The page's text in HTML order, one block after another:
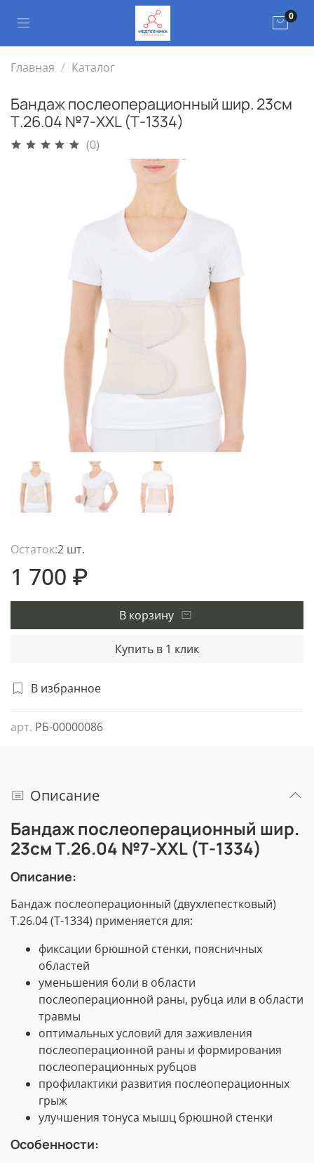
0
Главная Каталог
Бандаж послеоперационный шир. 23см
Т.26.04 №7-XXL (Т-1334)
(0)
В избранное
арт. РБ-00000086
Остаток:2 шт.
1 700 ₽
В корзину
Купить в 1 клик
Описание
Бандаж послеоперационный шир.
23см Т.26.04 №7-XXL (Т-1334)
Описание:
Бандаж послеоперационный (двухлепестковый)
Т.26.04 (Т-1334) применяется для:
фиксации брюшной стенки, поясничных
областей
уменьшения боли в области
послеоперационной раны, рубца или в области
травмы
оптимальных условий для заживления
послеоперационной раны и формирования
послеоперационных рубцов
профилактики развития послеоперационных
грыж
улучшения тонуса мышц брюшной стенки
Особенности: